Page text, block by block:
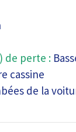
de perte :
cassine
de la